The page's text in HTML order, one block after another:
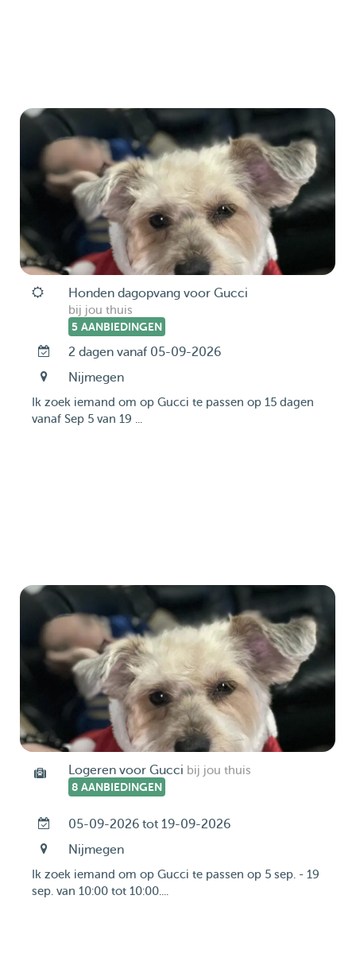
Honden dagopvang voor Gucci
bij jou thuis
5 AANBIEDINGEN
2 dagen vanaf 05-09-2026
Nijmegen
Ik zoek iemand om op Gucci te passen op 15 dagen
vanaf Sep 5 van 19 ...
Logeren voor Gucci bij jou thuis
8 AANBIEDINGEN
05-09-2026 tot 19-09-2026
Nijmegen
Ik zoek iemand om op Gucci te passen op 5 sep. - 19
sep. van 10:00 tot 10:00....